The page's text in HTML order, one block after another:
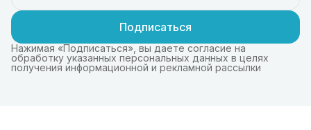
Подписаться
Нажимая «Подписаться», вы даете согласие на
обработку указанных персональных данных в целях
получения информационной и рекламной рассылки